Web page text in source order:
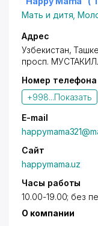
Мать и дитя ,
Адрес
Узбекистан,
просп.
Номер телефона
+998...Показать
E-mail
Сайт
happymama.uz
Часы работы
10.00-19.00; без
О компании